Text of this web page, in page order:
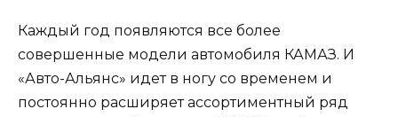
Каждый год появляются все более
совершенные модели автомобиля КАМАЗ. И
«Авто-Альянс» идет в ногу со временем и
постоянно расширяет ассортиментный ряд